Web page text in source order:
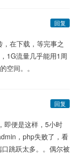
回复
在下载，等完事之
1G流量几乎能用1周
空间。。
回复
即便是这样，5小时
，php失败了，看
跳跃太多。。偶尔被